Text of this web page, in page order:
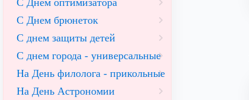
С Днем оптимизатора
С Днем брюнеток
С днем защиты детей
С днем города - универсальные
На День филолога - прикольные
На День Астрономии